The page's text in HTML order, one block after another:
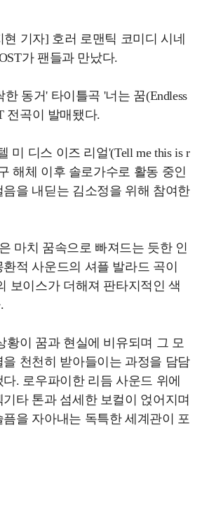
기자] 호러 로맨틱 코미디 시네
가 팬들과 만났다.
동거' 타이틀곡 '너는 꿈(Endless
전곡이 발매됐다.
미 디스 이즈 리얼'(Tell me this is r
해체 이후 솔로가수로 활동 중인
을 내딛는 김소정을 위해 참여한
마치 꿈속으로 빠져드는 듯한 인
적 사운드의 셔플 발라드 곡이
보이스가 더해져 판타지적인 색
황이 꿈과 현실에 비유되며 그 모
천천히 받아들이는 과정을 담담
. 로우파이한 리듬 사운드 위에
타 톤과 섬세한 보컬이 얹어지며
을 자아내는 독특한 세계관이 포